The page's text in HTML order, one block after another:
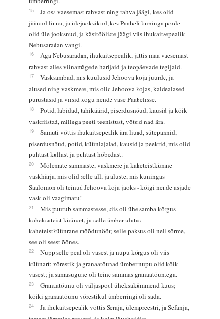
15
Ja osa vaesemast rahvast ning rahva jäägi, kes olid
jäänud linna, ja ülejooksikud, kes Paabeli kuninga poole
olid üle jooksnud, ja käsitööliste jäägi viis ihukaitsepealik
Nebusaradan vangi.
16
Aga Nebusaradan, ihukaitsepealik, jättis maa vaesemast
rahvast alles viinamägede harijaid ja teopäevade tegijaid.
17
Vasksambad, mis kuulusid Jehoova koja juurde, ja
alused ning vaskmere, mis olid Jehoova kojas, kaldealased
purustasid ja viisid kogu nende vase Paabelisse.
18
Potid, labidad, tahikäärid, piserdusnõud, kausid ja kõik
vaskriistad, millega peeti teenistust, võtsid nad ära.
19
Samuti võttis ihukaitsepealik ära liuad, sütepannid,
piserdusnõud, potid, küünlajalad, kausid ja peekrid, mis olid
puhtast kullast ja puhtast hõbedast.
20
Mõlemate sammaste, vaskmere ja kaheteistkümne
vaskhärja, mis olid selle all, ja aluste, mis kuningas
Saalomon oli teinud Jehoova koja jaoks - kõigi nende asjade
vask oli vaagimatu!
21
Mis puutub sammastesse, siis oli ühe samba kõrgus
kaheksateist küünart, ja selle ümber ulatas
kaheteistküünrane mõõdunöör; selle paksus oli neli sõrme,
see oli seest õõnes.
22
Nupp selle peal oli vasest ja nupu kõrgus oli viis
küünart; võrestik ja granaatõunad ümber nupu olid kõik
vasest; ja samasugune oli teine sammas granaatõuntega.
23
Granaatõunu oli väljaspool üheksakümmend kuus;
kõiki granaatõunu võrestikul ümberringi oli sada.
24
Ja ihukaitsepealik võttis Seraja, ülempreestri, ja Sefanja,